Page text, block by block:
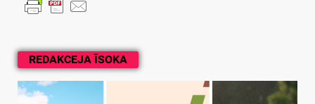
REDAKCEJA ĪSOKA